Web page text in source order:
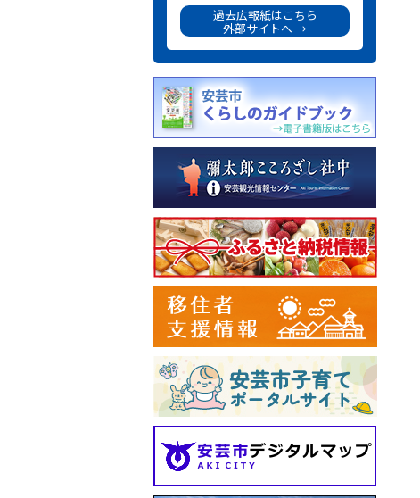
過去広報紙はこちら
外部サイトへ →